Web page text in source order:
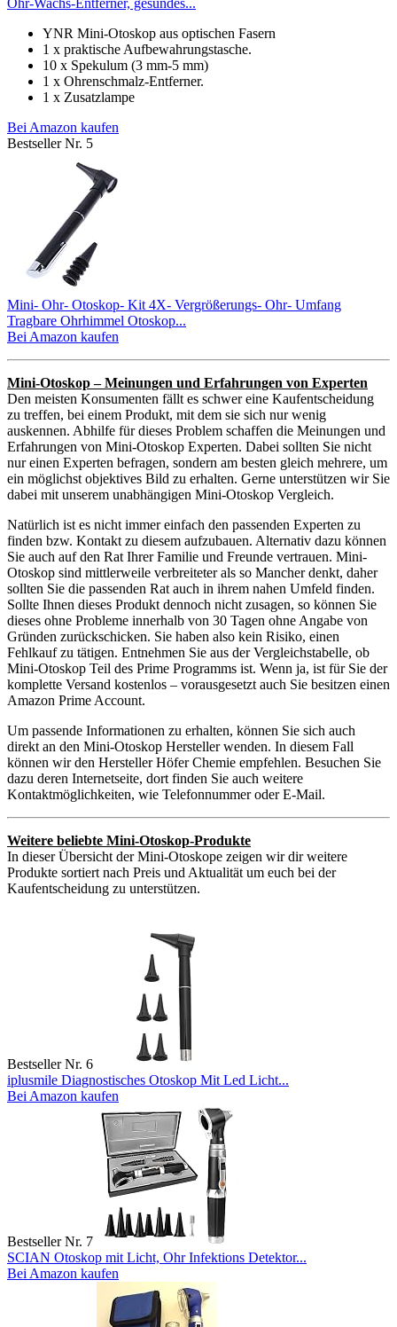
YNR Mini-Otoskop aus optischen Fasern
1 x praktische Aufbewahrungstasche.
10 x Spekulum (3 mm-5 mm)
1 x Ohrenschmalz-Entferner.
1 x Zusatzlampe
Bei Amazon kaufen
Bestseller Nr. 5
Mini- Ohr- Otoskop- Kit 4X- Vergrößerungs- Ohr- Umfang
Tragbare Ohrhimmel Otoskop...
Bei Amazon kaufen
Mini-Otoskop – Meinungen und Erfahrungen von Experten
Den meisten Konsumenten fällt es schwer eine Kaufentscheidung
zu treffen, bei einem Produkt, mit dem sie sich nur wenig
auskennen. Abhilfe für dieses Problem schaffen die Meinungen und
Erfahrungen von Mini-Otoskop Experten. Dabei sollten Sie nicht
nur einen Experten befragen, sondern am besten gleich mehrere, um
ein möglichst objektives Bild zu erhalten. Gerne unterstützen wir Sie
dabei mit unserem unabhängigen Mini-Otoskop Vergleich.
Natürlich ist es nicht immer einfach den passenden Experten zu
finden bzw. Kontakt zu diesem aufzubauen. Alternativ dazu können
Sie auch auf den Rat Ihrer Familie und Freunde vertrauen. Mini-
Otoskop sind mittlerweile verbreiteter als so Mancher denkt, daher
sollten Sie die passenden Rat auch in ihrem nahen Umfeld finden.
Sollte Ihnen dieses Produkt dennoch nicht zusagen, so können Sie
dieses ohne Probleme innerhalb von 30 Tagen ohne Angabe von
Gründen zurückschicken. Sie haben also kein Risiko, einen
Fehlkauf zu tätigen. Entnehmen Sie aus der Vergleichstabelle, ob
Mini-Otoskop Teil des Prime Programms ist. Wenn ja, ist für Sie der
komplette Versand kostenlos – vorausgesetzt auch Sie besitzen einen
Amazon Prime Account.
Um passende Informationen zu erhalten, können Sie sich auch
direkt an den Mini-Otoskop Hersteller wenden. In diesem Fall
können wir den Hersteller Höfer Chemie empfehlen. Besuchen Sie
dazu deren Internetseite, dort finden Sie auch weitere
Kontaktmöglichkeiten, wie Telefonnummer oder E-Mail.
Weitere beliebte Mini-Otoskop-Produkte
In dieser Übersicht der Mini-Otoskope zeigen wir dir weitere
Produkte sortiert nach Preis und Aktualität um euch bei der
Kaufentscheidung zu unterstützen.
Bestseller Nr. 6
iplusmile Diagnostisches Otoskop Mit Led Licht...
Bei Amazon kaufen
Bestseller Nr. 7
SCIAN Otoskop mit Licht, Ohr Infektions Detektor...
Bei Amazon kaufen